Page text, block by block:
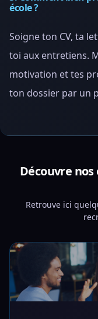
école ?
Soigne ton CV, ta
toi aux entretiens.
motivation et tes
ton dossier par un
Découvre
Retrouve ici